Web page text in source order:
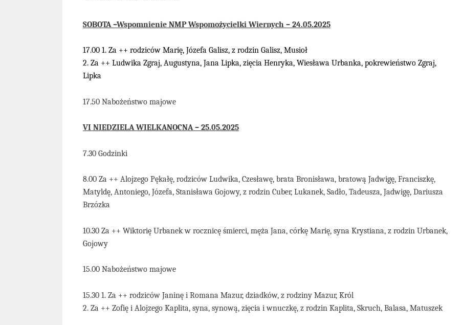
SOBOTA –Wspomnienie NMP Wspomożycielki Wiernych – 24.05.2025
17.00 1. Za ++ rodziców Marię, Józefa Galisz, z rodzin Galisz, Musioł
2. Za ++ Ludwika Zgraj, Augustyna, Jana Lipka, zięcia Henryka, Wiesława Urbanka, pokrewieństwo Zgraj,
Lipka
17.50 Nabożeństwo majowe
VI NIEDZIELAWIELKANOCNA – 25.05.2025
7.30 Godzinki
8.00 Za ++ Alojzego Pękałę, rodziców Ludwika, Czesławę, brata Bronisława, bratową Jadwigę, Franciszkę,
Matyldę, Antoniego, Józefa, Stanisława Gojowy, z rodzin Cuber, Lukanek, Sadło, Tadeusza, Jadwigę, Dariusza
Brzózka
10.30 Za ++ Wiktorię Urbanek w rocznicę śmierci, męża Jana, córkę Marię, syna Krystiana, z rodzin Urbanek,
Gojowy
15.00 Nabożeństwo majowe
15.30 1. Za ++ rodziców Janinę i Romana Mazur, dziadków, z rodziny Mazur, Król
2. Za ++ Zofię i Alojzego Kaplita, syna, synową, zięcia i wnuczkę, z rodzin Kaplita, Skruch, Balasa, Matuszek